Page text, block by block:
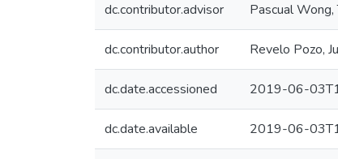
dc.contributor.advisor Pascual Wong,
dc.contributor.author Revelo Pozo,
dc.date.accessioned 2019-06-
dc.date.available 2019-06-